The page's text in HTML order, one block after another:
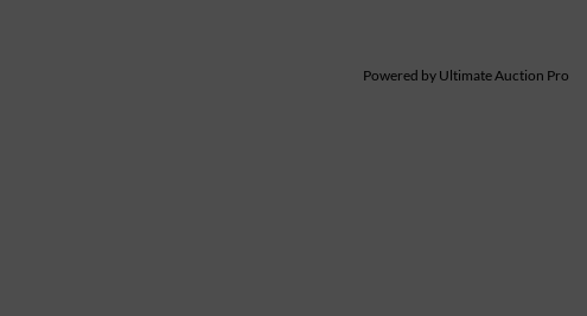
Powered by Ultimate Auction Pro